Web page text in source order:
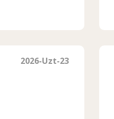
2026-Uzt-23